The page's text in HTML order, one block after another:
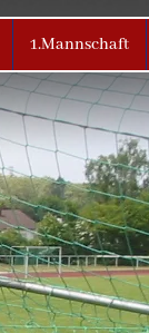
1.Mannschaft